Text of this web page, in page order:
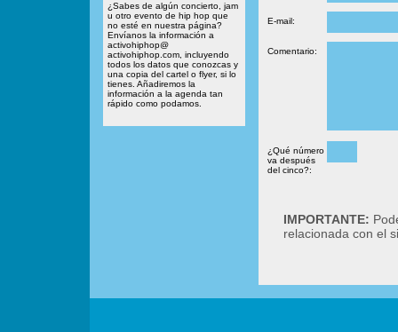
¿Sabes de algún concierto, jam
u otro evento de hip hop que
no esté en nuestra página?
Envíanos la información a
activohiphop@
activohiphop.com, incluyendo
todos los datos que conozcas y
una copia del cartel o flyer, si lo
tienes. Añadiremos la
información a la agenda tan
rápido como podamos.
E-mail:
Comentario:
¿Qué número
va después
del cinco?:
IMPORTANTE:
relacionada con el